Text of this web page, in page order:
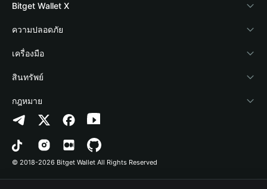
Blog
Academy
ข่าวสารด้านคริปโต
ศูนย์ช่วยเหลือ
ติดต่อเรา
ทรัพยากรข้อมูลของแบรนด์
อาชีพ
Crypto Card
Stablecoin Earn
Payfi Crypto
Crypto Swap API
Altcoin Season Index
Prediction Markets
DApp
Bitget Wallet X
นักพัฒนา
เชื่อมต่อ Wallet
Bitget Wallet Pay
ลิสต์โปรเจกต์
ความปลอดภัย
Protection Fund
เทคโนโลยีความปลอดภัย
เครื่องมือ
ซื้อคริปโต
การตรวจจับการอนุญาต
การตรวจจับสัญญา
การโอนเป็นชุด
สินทรัพย์
Arbitrum
Avalanche
Bitcoin
กฎหมาย
นโยบายความเป็นส่วนตัว
ข้อตกลงในการใช้บริการ
© 2018-2026 Bitget Wallet All Rights Reserved